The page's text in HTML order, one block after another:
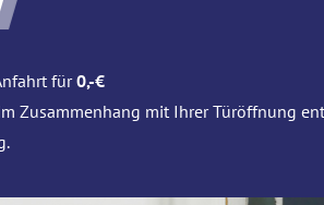
für0,-€
Zusammenhang mit Ihrer Türöffnung